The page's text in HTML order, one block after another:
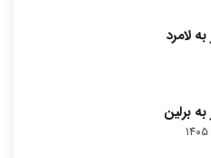
لامرد
برلین